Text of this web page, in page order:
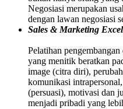
Negosiasi merupakan
dengan lawan negosiasi
Sales & Marketing
Pelatihan
yang menitik beratkan
image (citra diri),
komunikasi
(persuasi), motivasi dan
menjadi pribadi yang